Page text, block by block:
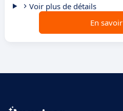
Voir plus de détails
En